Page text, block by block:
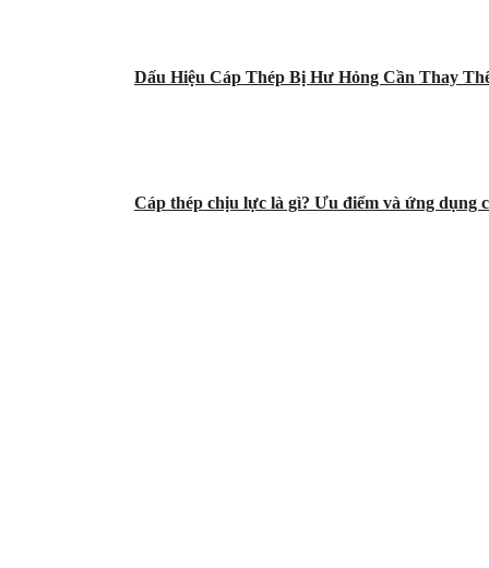
Dấu Hiệu Cáp Thép Bị Hư Hỏng Cần Thay
Cáp thép chịu lực là gì? Ưu điểm và ứng dụng